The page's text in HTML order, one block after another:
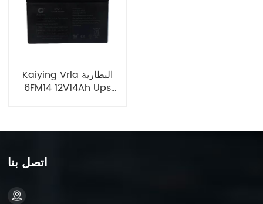
Kaiying Vrla البطارية
6FM14 12V14Ah Ups
اتصل بنا